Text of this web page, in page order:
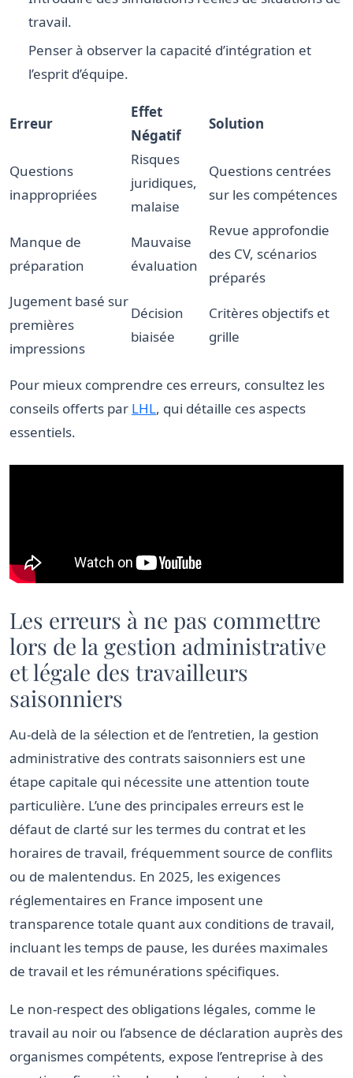
travail.
Penser à observer la capacité d’intégration et
l’esprit d’équipe.
Erreur
Effet
Négatif
Solution
Questions
inappropriées
Risques
juridiques,
malaise
Questions centrées
sur les compétences
Manque de
préparation
Mauvaise
évaluation
Revue approfondie
des CV, scénarios
préparés
Jugement basé sur
premières
impressions
Décision
biaisée
Critères objectifs et
grille
Pour mieux comprendre ces erreurs, consultez les
conseils offerts par LHL, qui détaille ces aspects
essentiels.
Les erreurs à ne pas commettre
lors de la gestion administrative
et légale des travailleurs
saisonniers
Au-delà de la sélection et de l’entretien, la gestion
administrative des contrats saisonniers est une
étape capitale qui nécessite une attention toute
particulière. L’une des principales erreurs est le
défaut de clarté sur les termes du contrat et les
horaires de travail, fréquemment source de conflits
ou de malentendus. En 2025, les exigences
réglementaires en France imposent une
transparence totale quant aux conditions de travail,
incluant les temps de pause, les durées maximales
de travail et les rémunérations spécifiques.
Le non-respect des obligations légales, comme le
travail au noir ou l’absence de déclaration auprès des
organismes compétents, expose l’entreprise à des